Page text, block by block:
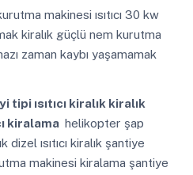
makinesi ısıtıcı 30 kw
kiralık güçlü nem kurutma
zaman kaybı yaşamamak
tipi ısıtıcı kiralık kiralık
kiralama helikopter şap
dizel ısıtıcı kiralık şantiye
makinesi kiralama şantiye